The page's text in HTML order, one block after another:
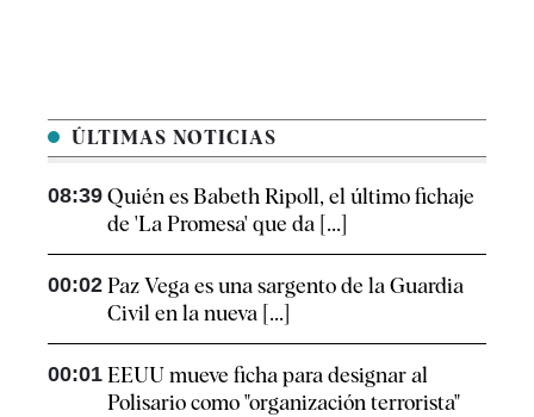
ÚLTIMAS NOTICIAS
08:39 Quién es Babeth Ripoll, el último fichaje
de 'La Promesa' que da [...]
00:02 Paz Vega es una sargento de la Guardia
Civil en la nueva [...]
00:01 EEUU mueve ficha para designar al
Polisario como "organización terrorista"